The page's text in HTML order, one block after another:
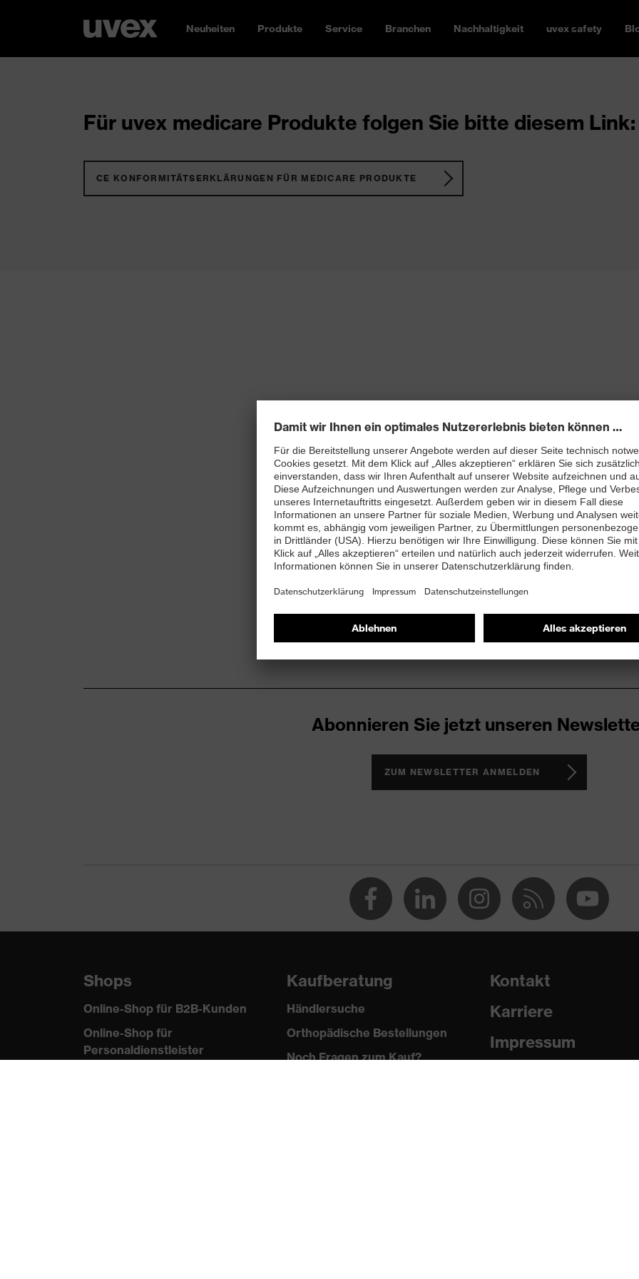
Neuheiten Produkte Service Branchen Nachhaltigkeit uvex safety
Für uvex medicare Produkte folgen Sie bitte diesem Link:
CE KONFORMITÄTSERKLÄRUNGEN FÜR MEDICARE PRODUKTE
Abonnieren Sie jetzt unseren
ZUM NEWSLETTER ANMELDEN
Shops
Online-Shop für B2B-Kunden
Online-Shop für
Personaldienstleister
Kaufberatung
Händlersuche
Orthopädische Bestellungen
Noch Fragen zum Kauf?
Kontakt
Karriere
Impressum